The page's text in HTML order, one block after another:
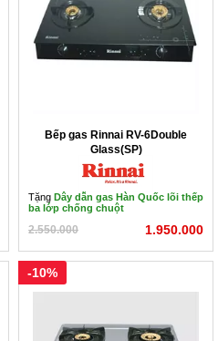
Bếp gas Rinnai RV-6Double
Glass(SP)
Tặng Dây dẫn gas Hàn Quốc lõi thếp
ba lớp chống chuột
2.550.000 1.950.000
-10%